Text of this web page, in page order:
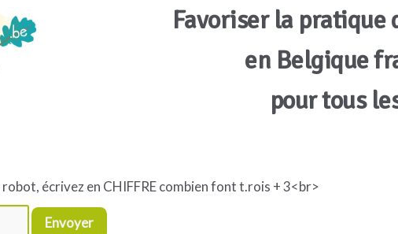
Favoriser la pratique
en Belgique
pour tous
écrivez en CHIFFRE combien font t.rois + 3<br>
Envoyer